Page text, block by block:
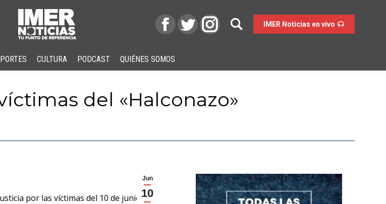
IMER Noticias en vivo
CULTURA PODCAST QUIÉNES SOMOS
del «Halconazo»
Jun
10
por las víctimas del 10 de junio de